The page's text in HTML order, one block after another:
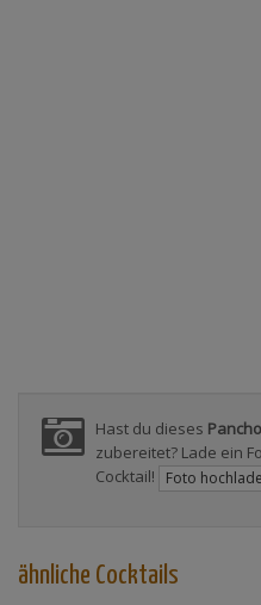
Hast du dieses
zubereitet? Lade ein
Cocktail!
Foto
ähnliche Cocktails